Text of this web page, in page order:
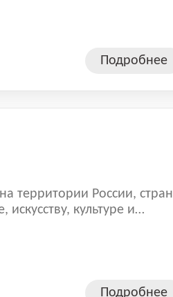
Маркет и
У компании более 18 000
Подробнее
территории России, стран
культуре и
Подробнее